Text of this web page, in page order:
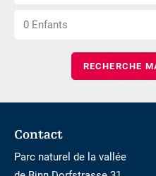
nuits
nombre
Choisissez
0 Enfants
Footer
Contact
Parc naturel de la vallée